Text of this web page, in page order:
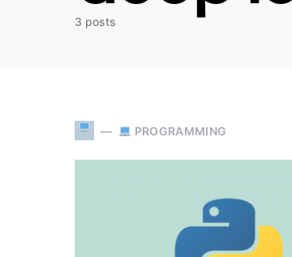
3 posts
PROGRAMMING